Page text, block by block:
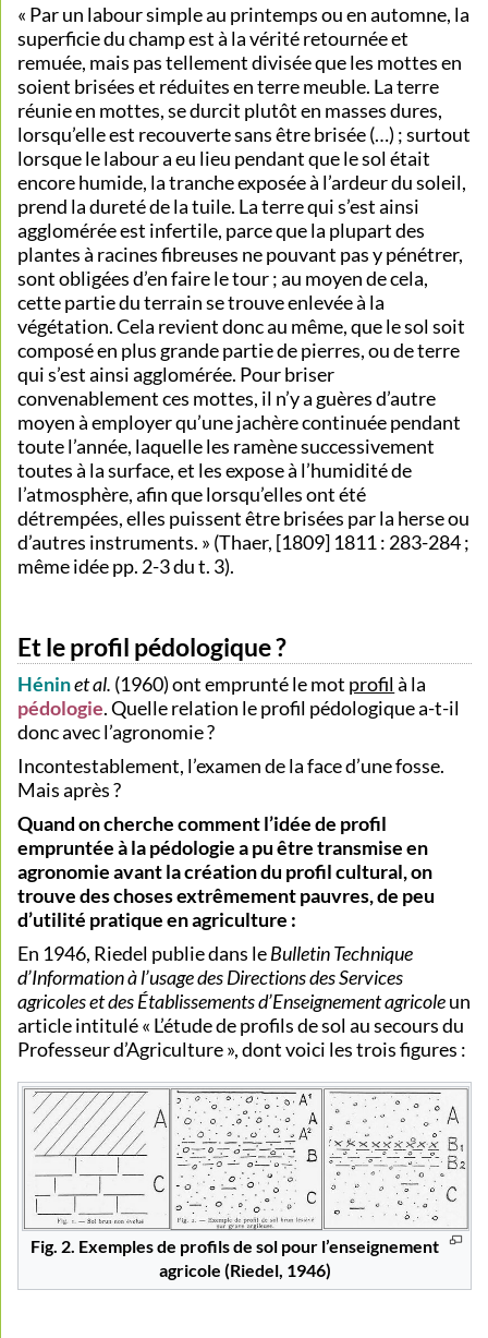
« Par un labour simple au printemps ou en automne, la
superficie du champ est à la vérité retournée et
remuée, mais pas tellement divisée que les mottes en
soient brisées et réduites en terre meuble. La terre
réunie en mottes, se durcit plutôt en masses dures,
lorsqu’elle est recouverte sans être brisée (…) ; surtout
lorsque le labour a eu lieu pendant que le sol était
encore humide, la tranche exposée à l’ardeur du soleil,
prend la dureté de la tuile. La terre qui s’est ainsi
agglomérée est infertile, parce que la plupart des
plantes à racines fibreuses ne pouvant pas y pénétrer,
sont obligées d’en faire le tour ; au moyen de cela,
cette partie du terrain se trouve enlevée à la
végétation. Cela revient donc au même, que le sol soit
composé en plus grande partie de pierres, ou de terre
qui s’est ainsi agglomérée. Pour briser
convenablement ces mottes, il n’y a guères d’autre
moyen à employer qu’une jachère continuée pendant
toute l’année, laquelle les ramène successivement
toutes à la surface, et les expose à l’humidité de
l’atmosphère, afin que lorsqu’elles ont été
détrempées, elles puissent être brisées par la herse ou
d’autres instruments. » (Thaer, [1809] 1811 : 283-284 ;
même idée pp. 2-3 du t. 3).
Et le profil pédologique ?
Héninet al. (1960) ont emprunté le mot profilà la
pédologie. Quelle relation le profil pédologique a-t-il
donc avec l’agronomie ?
Incontestablement, l’examen de la face d’une fosse.
Mais après ?
Quand on cherche comment l’idée de profil
empruntée à la pédologie a pu être transmise en
agronomie avant la création du profil cultural, on
trouve des choses extrêmement pauvres, de peu
d’utilité pratique en agriculture :
En 1946, Riedel publie dans leBulletin Technique
d’Information à l’usage des Directions des Services
agricoles et des Établissements d’Enseignement agricoleun
article intitulé « L’étude de profils de sol au secours du
Professeur d’Agriculture », dont voici les trois figures :
Fig. 2. Exemples de profils de sol pour l’enseignement
agricole (Riedel, 1946)